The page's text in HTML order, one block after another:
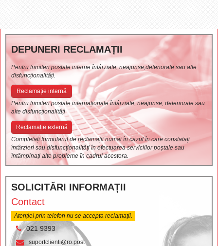
DEPUNERI RECLAMAȚII
Pentru trimiteri poștale interne întârziate, neajunse,deteriorate sau alte
disfuncționalități.
Reclamație internă
Pentru trimiteri poștale internaționale întârziate, neajunse, deteriorate sau
alte disfuncționalități
Reclamație externă
Completați formularul de reclamații numai în cazul în care constatați
întârzieri sau disfuncționalități în efectuarea serviciilor poștale sau
întâmpinați alte probleme în cadrul acestora.
SOLICITĂRI INFORMAȚII
Contact
Atenție! prin telefon nu se accepta reclamații.
021 9393
suportclienti@ro.post